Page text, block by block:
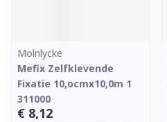
Molnlycke
Mefix Zelfklevende
Fixatie 10,ocmx10,0m 1
311000
€ 8,12